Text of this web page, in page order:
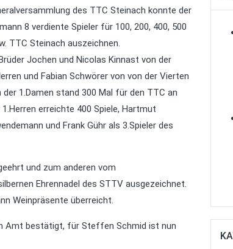
des TTC Steinach konnte der
8 verdiente Spieler für 100, 200, 400, 500
TTC Steinach auszeichnen.
Jochen und Nicolas Kinnast von der
und Fabian Schwörer von von der Vierten
1.Damen stand 300 Mal für den TTC an
erreichte 400 Spiele, Hartmut
und Frank Gühr als 3.Spieler des
und zum anderen vom
Ehrennadel des STTV ausgezeichnet.
Weinpräsente überreicht.
Amt bestätigt, für Steffen Schmid ist nun